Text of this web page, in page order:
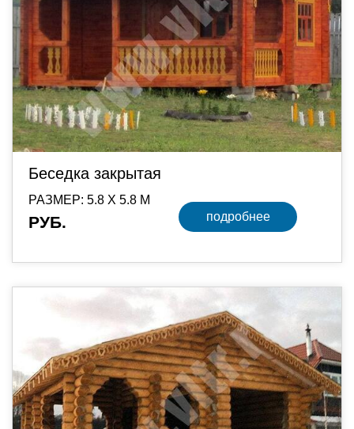
Беседка закрытая
РАЗМЕР: 5.8 Х 5.8 М
РУБ. подробнее